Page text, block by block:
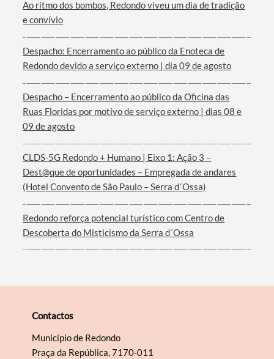
Ao ritmo dos bombos, Redondo viveu um dia de tradição
e convívio
Despacho: Encerramento ao público da Enoteca de
Redondo devido a serviço externo | dia 09 de agosto
Despacho – Encerramento ao público da Oficina das
Ruas Floridas por motivo de serviço externo | dias 08 e
09 de agosto
CLDS-5G Redondo + Humano | Eixo 1: Ação 3 –
Dest@que de oportunidades – Empregada de andares
(Hotel Convento de São Paulo – Serra d´Ossa)
Redondo reforça potencial turístico com Centro de
Descoberta do Misticismo da Serra d´Ossa
Contactos
Município de Redondo
Praça da República, 7170-011